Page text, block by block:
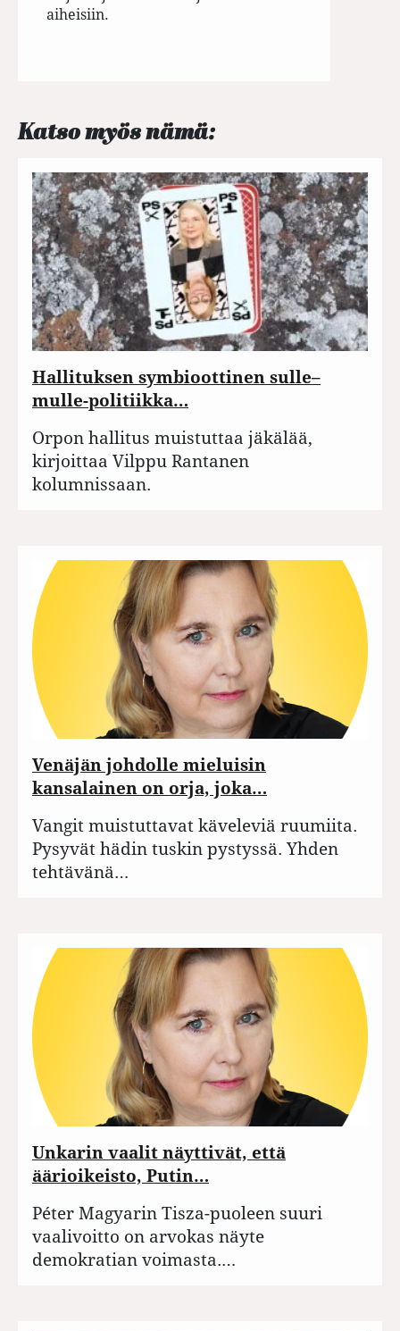
aiheisiin.
Katso myös nämä:
Hallituksen symbioottinen sulle–
mulle-politiikka…
Orpon hallitus muistuttaa jäkälää,
kirjoittaa Vilppu Rantanen
kolumnissaan.
Venäjän johdolle mieluisin
kansalainen on orja, joka…
Vangit muistuttavat käveleviä ruumiita.
Pysyvät hädin tuskin pystyssä. Yhden
tehtävänä…
Unkarin vaalit näyttivät, että
äärioikeisto, Putin…
Péter Magyarin Tisza-puoleen suuri
vaalivoitto on arvokas näyte
demokratian voimasta.…